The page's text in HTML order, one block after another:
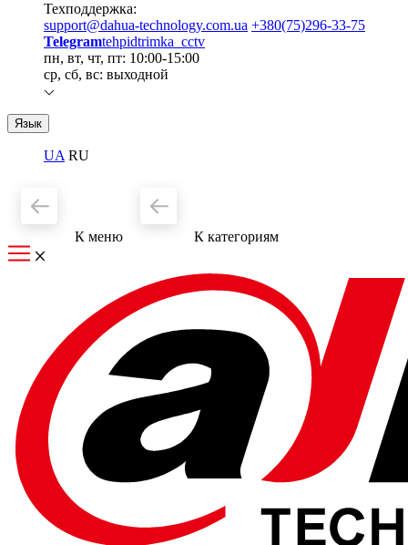
Техподдержка:
support@dahua-technology.com.ua +380(75)296-33-75
Telegramtehpidtrimka_cctv
пн, вт, чт, пт: 10:00-15:00
ср, сб, вс: выходной
Язык
UA RU
К меню К категориям